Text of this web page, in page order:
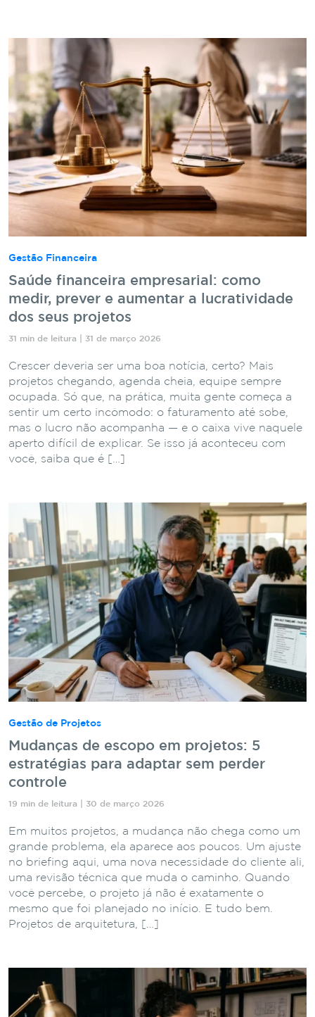
Gestão Financeira
Saúde financeira empresarial: como
medir, prever e aumentar a lucratividade
dos seus projetos
31 min de leitura | 31 de março 2026
Crescer deveria ser uma boa notícia, certo? Mais
projetos chegando, agenda cheia, equipe sempre
ocupada. Só que, na prática, muita gente começa a
sentir um certo incômodo: o faturamento até sobe,
mas o lucro não acompanha — e o caixa vive naquele
aperto difícil de explicar. Se isso já aconteceu com
você, saiba que é […]
Gestão de Projetos
Mudanças de escopo em projetos: 5
estratégias para adaptar sem perder
controle
19 min de leitura | 30 de março 2026
Em muitos projetos, a mudança não chega como um
grande problema, ela aparece aos poucos. Um ajuste
no briefing aqui, uma nova necessidade do cliente ali,
uma revisão técnica que muda o caminho. Quando
você percebe, o projeto já não é exatamente o
mesmo que foi planejado no início. E tudo bem.
Projetos de arquitetura, […]